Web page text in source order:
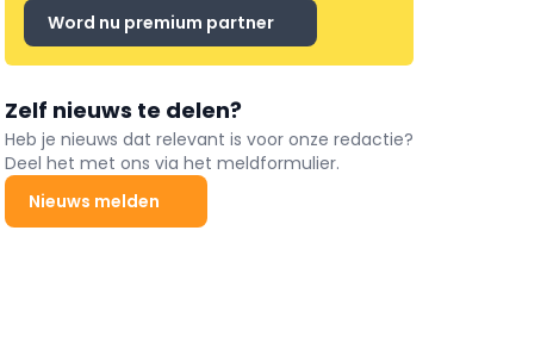
Word nu premium partner
Zelf nieuws te delen?
Heb je nieuws dat relevant is voor onze redactie?
Deel het met ons via het meldformulier.
Nieuws melden